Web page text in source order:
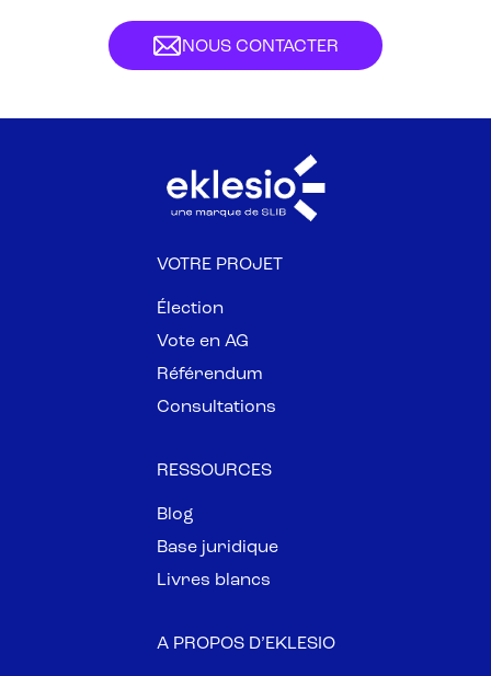
NOUS CONTACTER
VOTRE PROJET
Élection
Vote en AG
Référendum
Consultations
RESSOURCES
Blog
Base juridique
Livres blancs
A PROPOS D’EKLESIO